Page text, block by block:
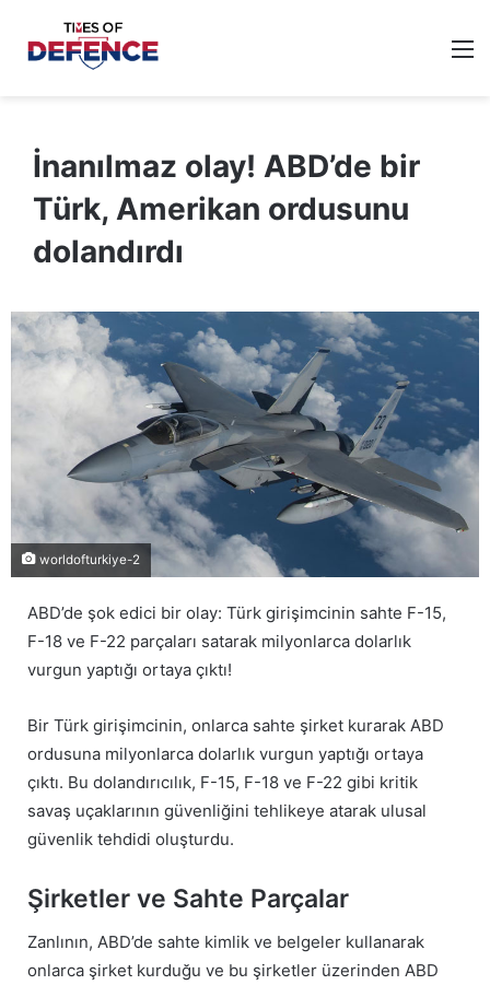
İnanılmaz olay! ABD’de bir
Türk, Amerikan ordusunu
dolandırdı
worldofturkiye-2
ABD’de şok edici bir olay: Türk girişimcinin sahte F-15,
F-18 ve F-22 parçaları satarak milyonlarca dolarlık
vurgun yaptığı ortaya çıktı!
Bir Türk girişimcinin, onlarca sahte şirket kurarak ABD
ordusuna milyonlarca dolarlık vurgun yaptığı ortaya
çıktı. Bu dolandırıcılık, F-15, F-18 ve F-22 gibi kritik
savaş uçaklarının güvenliğini tehlikeye atarak ulusal
güvenlik tehdidi oluşturdu.
Şirketler ve Sahte Parçalar
Zanlının, ABD’de sahte kimlik ve belgeler kullanarak
onlarca şirket kurduğu ve bu şirketler üzerinden ABD